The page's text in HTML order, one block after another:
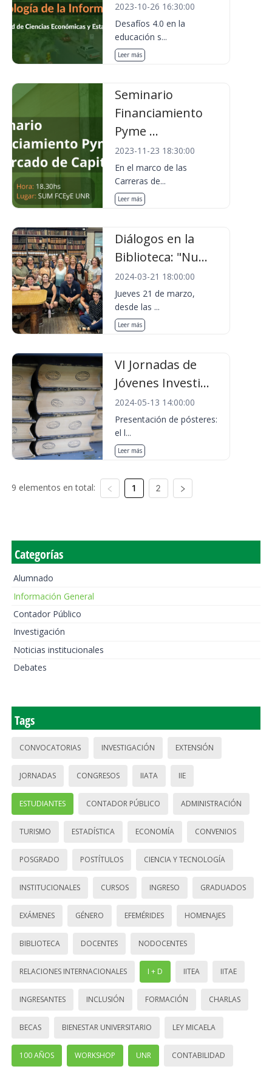
2023-10-26 16:30:00
Desafíos 4.0 en la
educación s...
Leer más
Seminario
Financiamiento
Pyme ...
2023-11-23 18:30:00
En el marco de las
Carreras de...
Leer más
Diálogos en la
Biblioteca: "Nu...
2024-03-21 18:00:00
Jueves 21 de marzo,
desde las ...
Leer más
VI Jornadas de
Jóvenes Investi...
2024-05-13 14:00:00
Presentación de pósteres:
el l...
Leer más
9 elementos en total: 1 2
Categorías
Alumnado
Información General
Contador Público
Investigación
Noticias institucionales
Debates
Tags
CONVOCATORIAS INVESTIGACIÓN EXTENSIÓN
JORNADAS CONGRESOS IIATA IIE
ESTUDIANTES CONTADOR PÚBLICO ADMINISTRACIÓN
TURISMO ESTADÍSTICA ECONOMÍA CONVENIOS
POSGRADO POSTÍTULOS CIENCIA Y TECNOLOGÍA
INSTITUCIONALES CURSOS INGRESO GRADUADOS
EXÁMENES GÉNERO EFEMÉRIDES HOMENAJES
BIBLIOTECA DOCENTES NODOCENTES
RELACIONES INTERNACIONALES I + D IITEA IITAE
INGRESANTES INCLUSIÓN FORMACIÓN CHARLAS
BECAS BIENESTAR UNIVERSITARIO LEY MICAELA
100 AÑOS WORKSHOP UNR CONTABILIDAD